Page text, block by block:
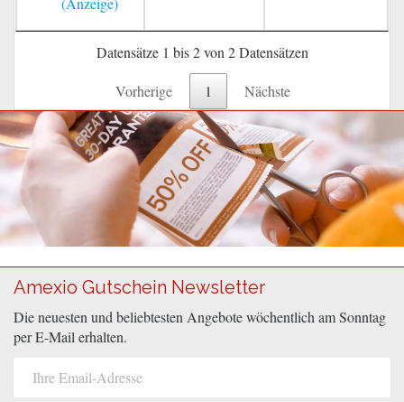
Datensätze 1 bis 2 von 2 Datensätzen
Vorherige 1 Nächste
Amexio Gutschein Newsletter
Die neuesten und beliebtesten Angebote wöchentlich am Sonntag
per E-Mail erhalten.